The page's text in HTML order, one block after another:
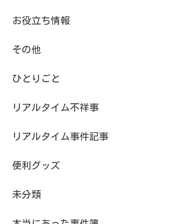
お役立ち情報
その他
ひとりごと
リアルタイム不祥事
リアルタイム事件記事
便利グッズ
未分類